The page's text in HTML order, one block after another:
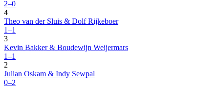
2–0
4
Theo van der Sluis & Dolf Rijkeboer
1–1
3
Kevin Bakker & Boudewijn Weijermars
1–1
2
Julian Oskam & Indy Sewpal
0–2